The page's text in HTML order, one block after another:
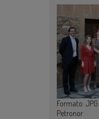
Formato:
Petronor